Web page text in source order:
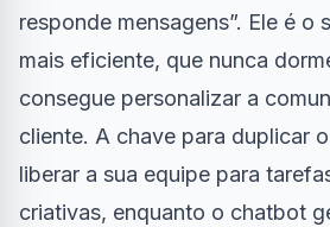
responde mensagens”. Ele é o
mais eficiente, que nunca
consegue personalizar a
cliente. A chave para duplicar
liberar a sua equipe para
criativas, enquanto o chatbot